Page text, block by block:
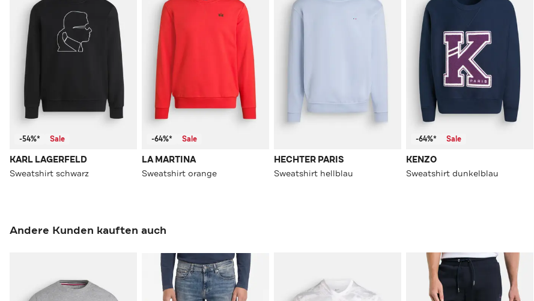
-54%* Sale
KARL LAGERFELD
Sweatshirt schwarz
-64%* Sale
LA MARTINA
Sweatshirt orange
HECHTER PARIS
Sweatshirt hellblau
-64%* Sale
KENZO
Sweatshirt dunkelblau
Andere Kunden kauften auch